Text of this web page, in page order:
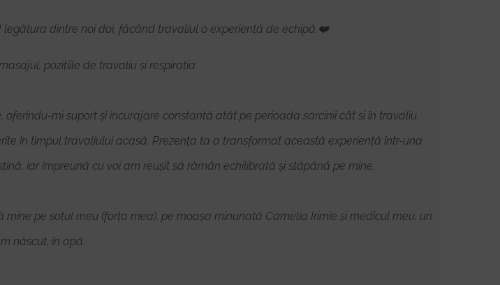
dintre noi doi, făcând travaliul o experiență de echipă.❤️
pozițiile de travaliu și respirația.
mi suport și încurajare constantă atât pe perioada sarcinii cât și în travaliu.
în timpul travaliului acasă. Prezența ta a transformat această experiență într-una
iar împreună cu voi am reușit să rămân echilibrată și stăpână pe mine.
pe soțul meu (forța mea), pe moașa minunată Camelia Irimie și medicul meu, un
născut, în apă.